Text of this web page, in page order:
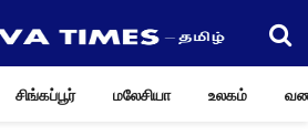
சிங்கப்பூர் மலேசியா உலகம்